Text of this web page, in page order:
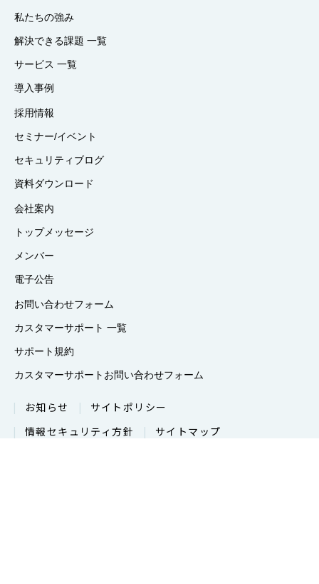
私たちの強み
解決できる課題 一覧
サービス 一覧
導入事例
採用情報
セミナー/イベント
セキュリティブログ
資料ダウンロード
会社案内
トップメッセージ
メンバー
電子公告
お問い合わせフォーム
カスタマーサポート 一覧
サポート規約
カスタマーサポートお問い合わせフォーム
お知らせ
サイトポリシー
情報セキュリティ方針
サイトマップ